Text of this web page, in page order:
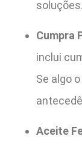
soluções.
Cumpra
inclui
Se algo
Aceite